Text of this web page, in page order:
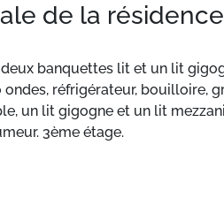
de la résidence
banquettes lit et un lit
réfrigérateur, bouilloire,
un lit gigogne et un lit
3ème étage.